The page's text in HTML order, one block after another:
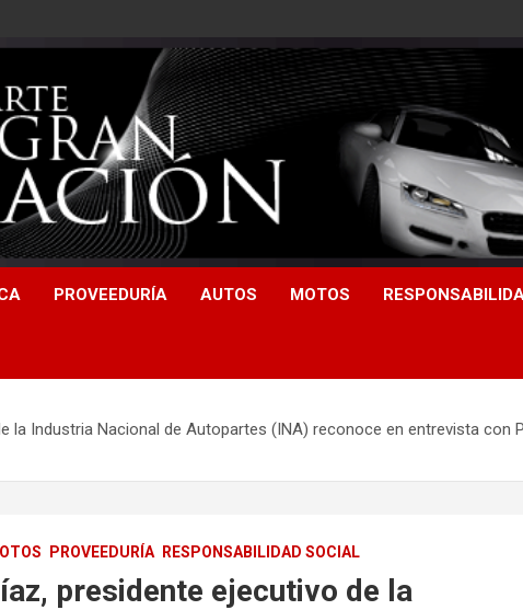
PROVEEDURÍA AUTOS MOTOS
la Industria Nacional de Autopartes (INA) reconoce en entrevista
PROVEEDURÍA RESPONSABILIDAD SOCIAL
presidente ejecutivo de la